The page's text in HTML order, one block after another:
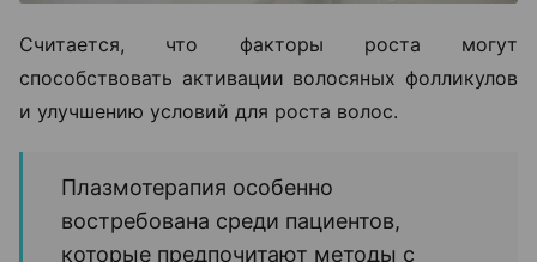
Считается, что факторы роста могут
способствовать активации волосяных фолликулов
и улучшению условий для роста волос.
Плазмотерапия особенно
востребована среди пациентов,
которые предпочитают методы с